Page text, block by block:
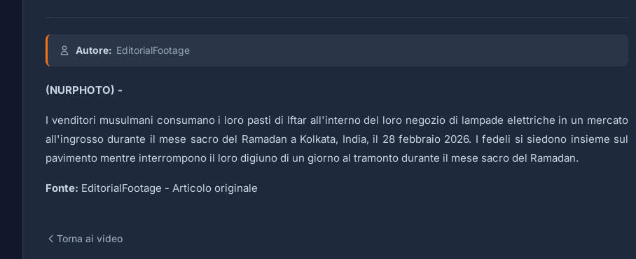
Autore: EditorialFootage
(NURPHOTO) -
I venditori musulmani consumano i loro pasti di Iftar all'interno del loro negozio di lampade elettriche in un mercato
all'ingrosso durante il mese sacro del Ramadan a Kolkata, India, il 28 febbraio 2026. I fedeli si siedono insieme sul
pavimento mentre interrompono il loro digiuno di un giorno al tramonto durante il mese sacro del Ramadan.
Fonte: EditorialFootage - Articolo originale
Torna ai video